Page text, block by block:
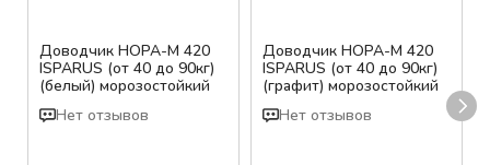
Доводчик НОРА-М 420
ISPARUS (от 40 до 90кг)
(белый) морозостойкий
Нет отзывов
Доводчик НОРА-М 420
ISPARUS (от 40 до 90кг)
(графит) морозостойкий
Нет отзывов